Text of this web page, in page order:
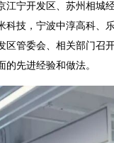
宁开发区、苏州相城
科技，宁波中淳高科、
区管委会、相关部门召
先进经验和做法。